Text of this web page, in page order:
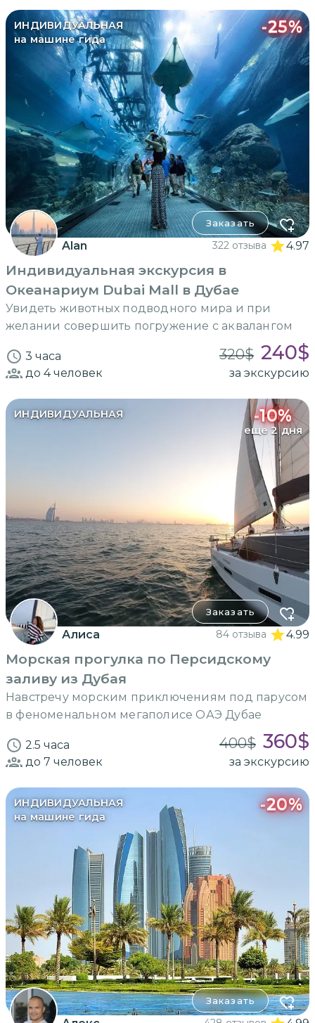
ИНДИВИДУАЛЬНАЯ
на машине гида
-25%
Заказать
Alan 322 отзыва 4.97
Индивидуальная экскурсия в
Океанариум Dubai Mall в Дубае
Увидеть животных подводного мира и при
желании совершить погружение с аквалангом
3 часа 320$ 240$
до 4человек за экскурсию
ИНДИВИДУАЛЬНАЯ -10%
еще 2 дня
Заказать
Алиса 84 отзыва 4.99
Морская прогулка по Персидскому
заливу из Дубая
Навстречу морским приключениям под парусом
в феноменальном мегаполисе ОАЭ Дубае
2.5 часа 400$ 360$
до 7 человек за экскурсию
ИНДИВИДУАЛЬНАЯ
на машине гида
-20%
Заказать